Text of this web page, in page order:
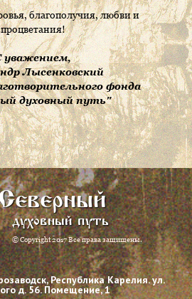
благополучия, любви и
процветания!
уважением,
Лысенковский
фонда
духовный путь"
духовный путь
© Copyright 2017 Все права защищены.
Республика Карелия. ул.
д. 56. Помещение, 1